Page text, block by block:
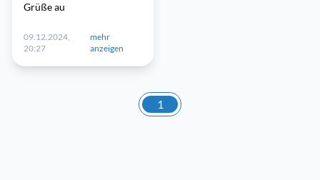
Grüße au
09.12.2024,
20:27
mehr
anzeigen
1